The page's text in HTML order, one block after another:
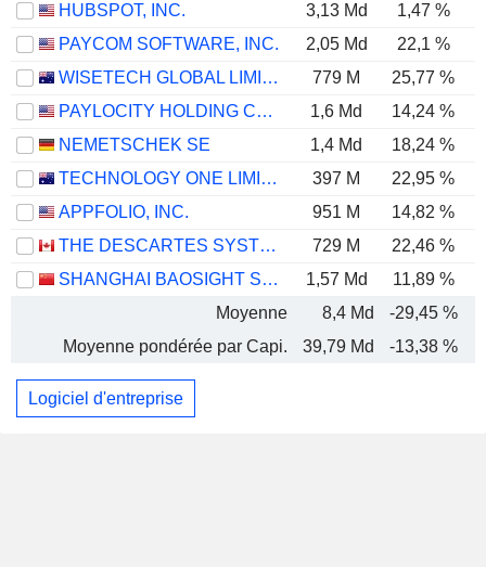
HUBSPOT, INC.
3,13 Md 1,47 %
PAYCOM SOFTWARE, INC.
2,05 Md 22,1 %
WISETECH GLOBAL LIMITED
779 M 25,77 %
PAYLOCITY HOLDING CORPORATION
1,6 Md 14,24 %
NEMETSCHEK SE
1,4 Md 18,24 %
TECHNOLOGY ONE LIMITED
397 M 22,95 %
APPFOLIO, INC.
951 M 14,82 %
THE DESCARTES SYSTEMS GROUP INC.
729 M 22,46 %
SHANGHAI BAOSIGHT SOFTWARE CO.,LTD.
1,57 Md 11,89 %
Moyenne
8,4 Md -29,45 %
Moyenne pondérée par Capi.
39,79 Md -13,38 %
Logiciel d'entreprise